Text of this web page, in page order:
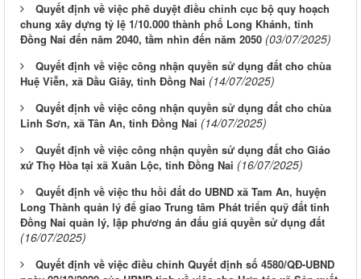
Quyết định về việc phê duyệt điều chỉnh cục bộ quy hoạch
chung xây dựng tỷ lệ 1/10.000 thành phố Long Khánh, tỉnh
Đồng Nai đến năm 2040, tầm nhìn đến năm 2050 (03/07/2025)
Quyết định về việc công nhận quyền sử dụng đất cho chùa
Huệ Viễn, xã Dầu Giây, tỉnh Đồng Nai (14/07/2025)
Quyết định về việc công nhận quyền sử dụng đất cho chùa
Linh Sơn, xã Tân An, tỉnh Đồng Nai (14/07/2025)
Quyết định về việc công nhận quyền sử dụng đất cho Giáo
xứ Thọ Hòa tại xã Xuân Lộc, tỉnh Đồng Nai (16/07/2025)
Quyết định về việc thu hồi đất do UBND xã Tam An, huyện
Long Thành quản lý để giao Trung tâm Phát triển quỹ đất tỉnh
Đồng Nai quản lý, lập phương án đấu giá quyền sử dụng đất
(16/07/2025)
Quyết định về việc điều chỉnh Quyết định số 4580/QĐ-UBND